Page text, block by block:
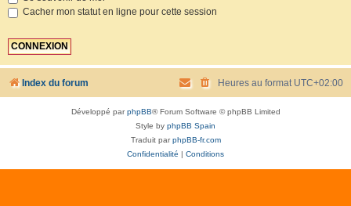
Cacher mon statut en ligne pour cette session
Index du forum Heures au format UTC+02:00
Développé parphpBB® Forum Software © phpBB Limited
Style by phpBB Spain
Traduit parphpBB-fr.com
Confidentialité
Conditions